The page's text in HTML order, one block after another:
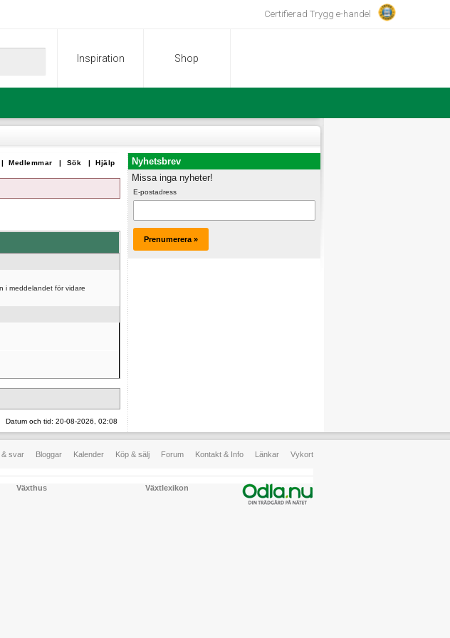
Certifierad Trygg e-handel
Inspiration Shop
Hjälp
Sök |
Medlemmar |
|
i meddelandet för vidare
Datum och tid: 20-08-2026, 02:08
Nyhetsbrev
Missa inga nyheter!
E-postadress
& svar Bloggar Kalender Köp & sälj Forum Kontakt & Info Länkar Vykort
Växthus Växtlexikon